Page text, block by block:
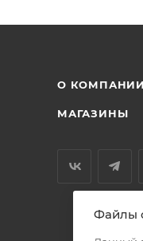
О КОМПАНИИ
МАГАЗИНЫ
Файлы